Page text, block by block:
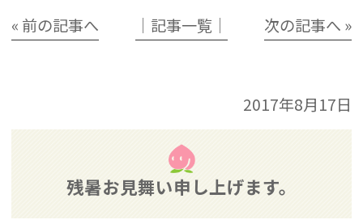
« 前の記事へ │記事一覧│ 次の記事へ »
2017年8月17日
残暑お見舞い申し上げます。